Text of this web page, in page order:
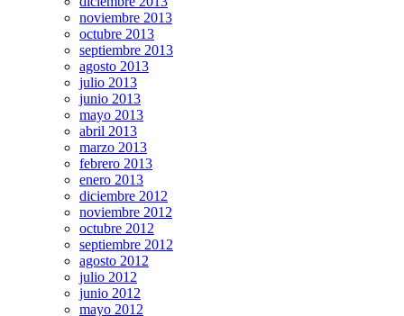
noviembre 2013
octubre 2013
septiembre 2013
agosto 2013
julio 2013
junio 2013
mayo 2013
abril 2013
marzo 2013
febrero 2013
enero 2013
diciembre 2012
noviembre 2012
octubre 2012
septiembre 2012
agosto 2012
julio 2012
junio 2012
mayo 2012